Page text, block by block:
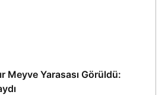
Meyve Yarasası Görüldü: